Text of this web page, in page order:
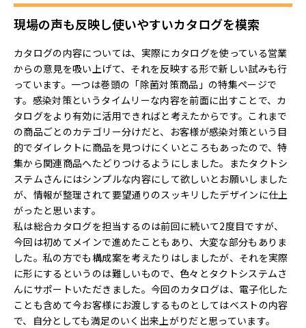
現場の声も反映し使いやすいカタログを模索
カタログの内容については、実際にカタログを使っている営業
からの意見を吸い上げて、それを反映する形で新しい試みも行
っています。一つは巻頭の「除菌対策商品」の特集ページで
す。感染対策というタイムリーな内容を前面に出すことで、カ
タログをより有効に活用できればと考えたからです。これまで
の商品ごとのカテゴリー分けだと、お客様が感染対策という目
的でダイレクトに商品を見つけにくいところもあったので、特
集から関連商品へたどりつけるようにしました。またタクトシ
ステムさんにはシンプルな内容にして欲しいとお願いしました
が、情報が整理されて要望通りのスッキリしたデザインに仕上
がったと思います。
私は総合カタログを担当するのは前回に続いて2度目ですが、
今回は初めてメインで進めたこともあり、大変な部分もありま
した。私の方でも構成案を考えたりはしましたが、それを実際
に形にするというのは難しいもので、色々とタクトシステムさ
んにサポートいただきました。今回のカタログは、電子化した
ことも含めて今お客様にお渡しするものとしてはベストの内容
で、自分としても満足のいく出来上がりだと思っています。